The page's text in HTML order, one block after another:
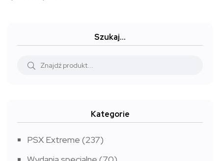
do
Szukaj…
Kategorie
PSX Extreme (237)